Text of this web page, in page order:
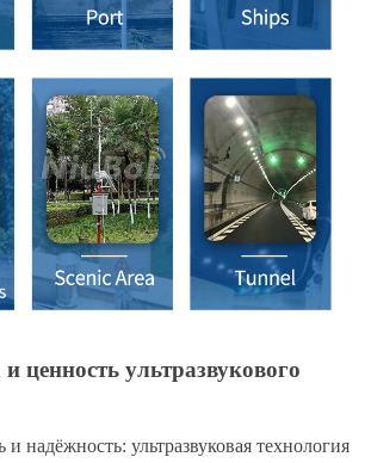
ценность ультразвукового
надёжность: ультразвуковая технология